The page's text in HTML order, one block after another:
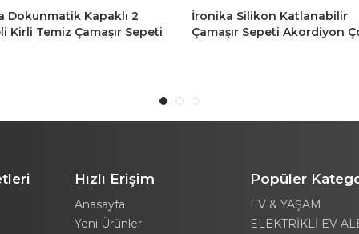
Silikon Katlanabilir
Sepeti Akordiyon Çok
İronika Dokunmatik Kapaklı 2
Bölmeli Kirli Temiz Çamaşır
Hızlı Erişim
Anasayfa
Yeni Ürünler
Popüler
EV & YAŞAM
ELEKTRİKLİ EV